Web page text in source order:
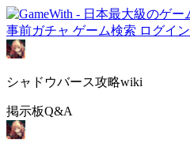
事前ガチャ ゲーム検索 ログイン
シャドウバース攻略wiki
掲示板Q&A